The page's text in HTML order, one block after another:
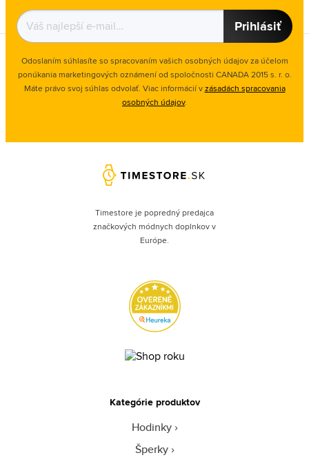
Prihlásiť
Odoslaním súhlasíte so spracovaním vašich osobných údajov za účelom
ponúkania marketingových oznámení od spoločnosti CANADA 2015 s. r. o.
Máte právo svoj súhlas odvolať. Viac informácií vzásadách spracovania
osobných údajov.
Timestore je popredný predajca
značkových módnych doplnkov v
Európe.
Kategórie produktov
Hodinky
Šperky